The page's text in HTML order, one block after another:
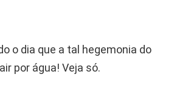
o dia que a tal hegemonia do
por água! Veja só.